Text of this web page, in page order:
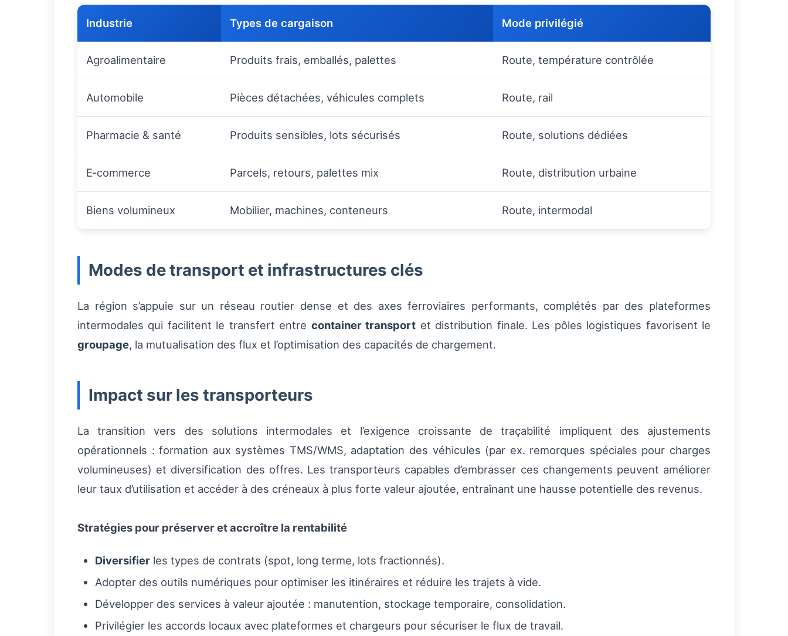
Industrie Types de cargaison Mode privilégié
Agroalimentaire Produits frais, emballés, palettes Route, température contrôlée
Automobile Pièces détachées, véhicules complets Route, rail
Pharmacie & santé Produits sensibles, lots sécurisés Route, solutions dédiées
E‑commerce Parcels, retours, palettes mix Route, distribution urbaine
Biens volumineux Mobilier, machines, conteneurs Route, intermodal
Modes de transport et infrastructures clés
La région s’appuie sur un réseau routier dense et des axes ferroviaires performants, complétés par des plateformes
intermodales qui facilitent le transfert entre container transport et distribution finale. Les pôles logistiques favorisent le
groupage, la mutualisation des flux et l’optimisation des capacités de chargement.
Impact sur les transporteurs
La transition vers des solutions intermodales et l’exigence croissante de traçabilité impliquent des ajustements
opérationnels : formation aux systèmes TMS/WMS, adaptation des véhicules (par ex. remorques spéciales pour charges
volumineuses) et diversification des offres. Les transporteurs capables d’embrasser ces changements peuvent améliorer
leur taux d’utilisation et accéder à des créneaux à plus forte valeur ajoutée, entraînant une hausse potentielle des revenus.
Stratégies pour préserver et accroître la rentabilité
Diversifier les types de contrats (spot, long terme, lots fractionnés).
Adopter des outils numériques pour optimiser les itinéraires et réduire les trajets à vide.
Développer des services à valeur ajoutée : manutention, stockage temporaire, consolidation.
Privilégier les accords locaux avec plateformes et chargeurs pour sécuriser le flux de travail.